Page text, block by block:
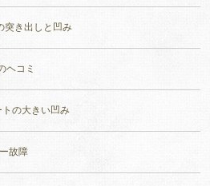
突き出しと凹み
ヘコミ
の大きい凹み
故障